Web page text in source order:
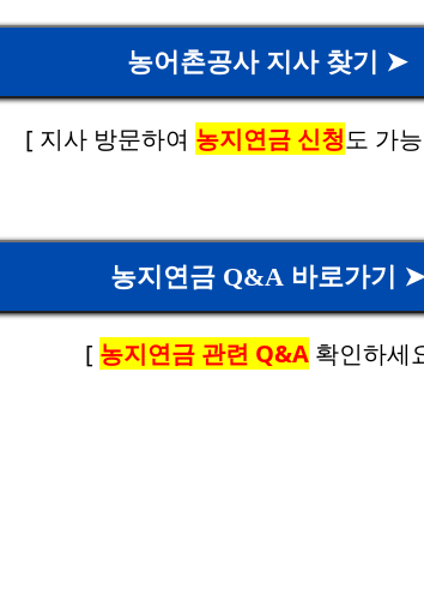
농어촌공사 지사 찾기 ➤
[ 지사 방문하여 농지연금 신청도 가
농지연금 Q&A 바로가기 ➤
[ 농지연금 관련 Q&A 확인하세